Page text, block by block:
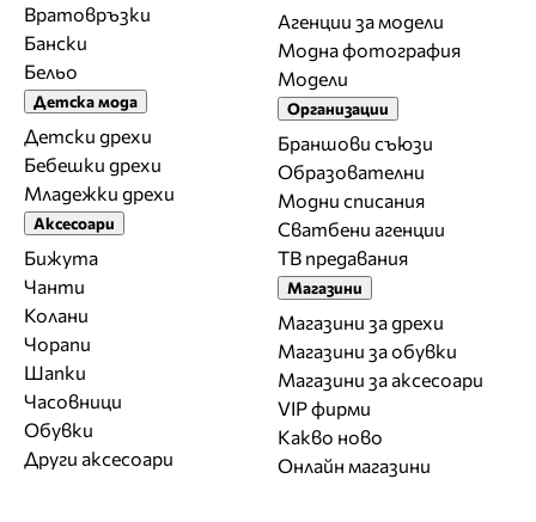
Вратовръзки
Бански
Бельо
Детска мода
Детски дрехи
Бебешки дрехи
Младежки дрехи
Аксесоари
Бижута
Чанти
Колани
Чорапи
Шапки
Часовници
Обувки
Други аксесоари
Агенции за модели
Модна фотография
Модели
Организации
Браншови съюзи
Образователни
Модни списания
Сватбени агенции
ТВ предавания
Магазини
Магазини за дрехи
Магазини за обувки
Магазини за aксесоари
VIP фирми
Какво ново
Онлайн магазини